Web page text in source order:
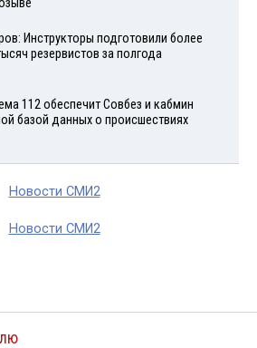
Инструкторы подготовили более
резервистов за полгода
112 обеспечит Совбез и кабмин
базой данных о происшествиях
Новости СМИ2
Новости СМИ2